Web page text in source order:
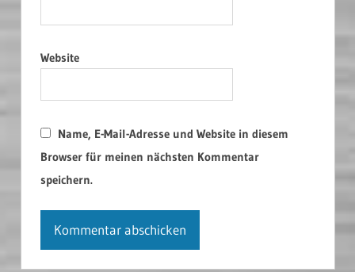
Website
Name, E-Mail-Adresse und Website in diesem
Browser für meinen nächsten Kommentar
speichern.